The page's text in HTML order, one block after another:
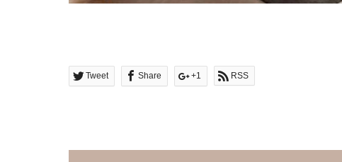
Tweet Share +1 RSS